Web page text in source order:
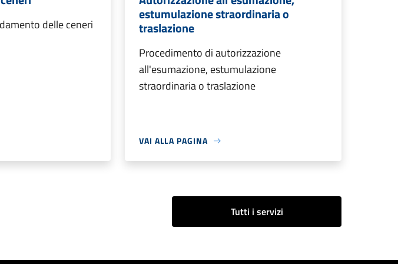
delle ceneri
estumulazione straordinaria o
traslazione
Procedimento di autorizzazione
all'esumazione, estumulazione
straordinaria o traslazione
VAI ALLA PAGINA
Tutti i servizi